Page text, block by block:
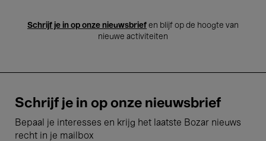
Schrijf je in op onze nieuwsbrief en blijf op de hoogte van
nieuwe activiteiten
Schrijf je in op onze nieuwsbrief
Bepaal je interesses en krijg het laatste Bozar nieuws
recht in je mailbox